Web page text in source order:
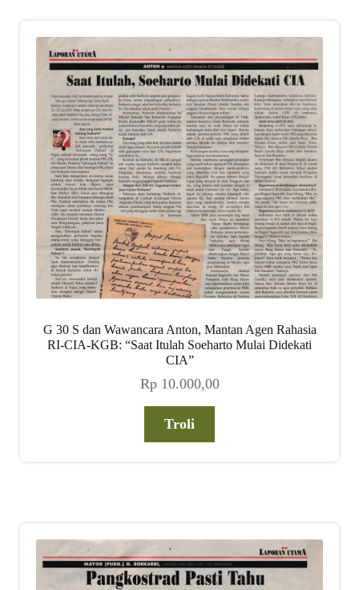
G 30 S dan Wawancara Anton, Mantan Agen Rahasia
RI-CIA-KGB: “Saat Itulah Soeharto Mulai Didekati
CIA”
Rp10.000,00
Troli